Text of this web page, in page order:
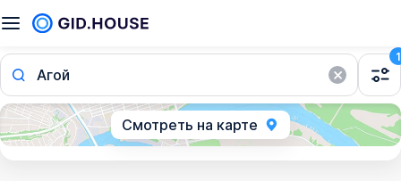
Агой
1
Смотреть на карте